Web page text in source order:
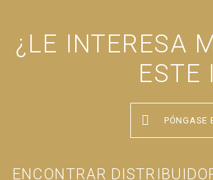
¿LE INTERESA
ESTE
PÓNGASE
ENCONTRAR